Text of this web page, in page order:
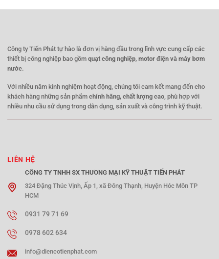
Công ty Tiến Phát tự hào là đơn vị hàng đầu trong lĩnh vực cung cấp các
thiết bị công nghiệp bao gồm quạt công nghiệp, motor điện và máy bơm
nước.
Với nhiều năm kinh nghiệm hoạt động, chúng tôi cam kết mang đến cho
khách hàng những sản phẩm chính hãng, chất lượng cao , phù hợp với
nhiều nhu cầu sử dụng trong dân dụng, sản xuất và công trình kỹ thuật.
LIÊN HỆ
CÔNG TY TNHH SX THƯƠNG MẠI KỸ THUẬT TIẾN PHÁT
324 Đặng Thúc Vịnh, Ấp 1, xã Đông Thạnh, Huyện Hóc Môn TP
HCM
0931 79 71 69
0978 602 634
info@diencotienphat.com